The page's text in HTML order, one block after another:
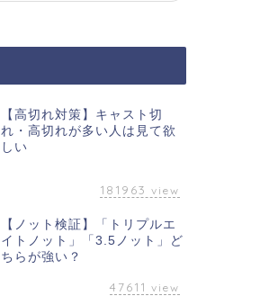
【高切れ対策】キャスト切
れ・高切れが多い人は見て欲
しい
181963 view
【ノット検証】「トリプルエ
イトノット」「3.5ノット」ど
ちらが強い？
47611 view